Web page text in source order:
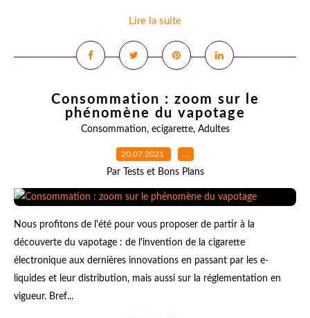
Lire la suite
Consommation : zoom sur le
phénomène du vapotage
Consommation, ecigarette, Adultes
20.07.2021 …
Par Tests et Bons Plans
Nous profitons de l'été pour vous proposer de partir à la
découverte du vapotage : de l'invention de la cigarette
électronique aux dernières innovations en passant par les e-
liquides et leur distribution, mais aussi sur la réglementation en
vigueur. Bref...